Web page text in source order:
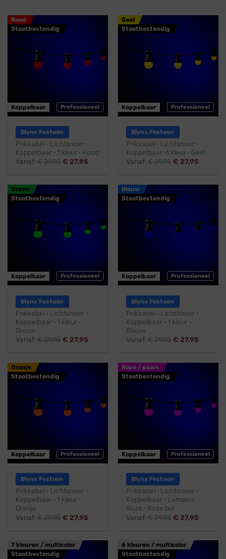
Rood
Stootbestendig
Professioneel
Koppelbaar
Blynx Festoon
Prikkabel · Lichtsnoer ·
Koppelbaar · 1 kleur · Rood
Vanaf:€29,95 € 27,95
Geel
Stootbestendig
Professioneel
Koppelbaar
Blynx Festoon
Prikkabel · Lichtsnoer ·
Koppelbaar ·1 kleur · Geel
Vanaf:€29,95 € 27,95
Groen
Stootbestendig
Professioneel
Koppelbaar
Blynx Festoon
Prikkabel · Lichtsnoer ·
Koppelbaar · 1 kleur ·
Groen
Vanaf:€29,95 € 27,95
Blauw
Stootbestendig
Professioneel
Koppelbaar
Blynx Festoon
Prikkabel · Lichtsnoer ·
Koppelbaar · 1 kleur ·
Blauw
Vanaf:€29,95 € 27,95
Oranje
Stootbestendig
Professioneel
Koppelbaar
Blynx Festoon
Prikkabel · Lichtsnoer ·
Koppelbaar · 1 kleur ·
Oranje
Vanaf:€29,95 € 27,95
Roze / paars
Stootbestendig
Professioneel
Koppelbaar
Blynx Festoon
Prikkabel · Lichtsnoer ·
Koppelbaar · Lampen:
Roze · Roze bol
Vanaf:€29,95 € 27,95
7 kleuren / multicolor
Stootbestendig
6 kleuren / multicolor
Stootbestendig